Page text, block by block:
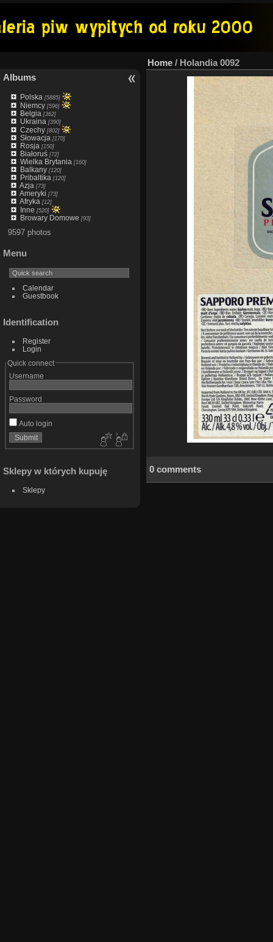
Albums
Polska [5885]
Niemcy[596]
Belgia [362]
Ukraina [390]
Czechy[802]
Słowacja [170]
Rosja [150]
Białoruś[72]
Wielka Brytania [160]
Balkany[120]
Pribaltika [120]
Azja [73]
Ameryki [73]
Afryka [12]
Inne [520]
Browary Domowe [93]
9597 photos
Menu
Calendar
Guestbook
Identification
Register
Login
Quick connect
Username
Password
Auto login
Sklepy w których kupuję
Sklepy
Home / Holandia 0092
0 comments